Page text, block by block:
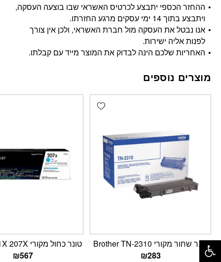
ההחזר הכספי יתבצע לכרטיס האשראי שבו בוצעה העסקה,
ויתבצע בתוך 14 ימי עסקים מרגע החזרתו.
אנו נבטל את העסקה מול חברת האשראי, ולכן אין צורך
לפנות אליה ישירות.
האחריות שלכם הינה לבדוק את המוצר מייד עם קבלתו.
מוצרים נוספים
Add wishlist
טונר שחור מקורי Brother TN-2310
₪283
טונר כחול מקורי HP W2211X 207X
₪567
פתח סרגל נגישות